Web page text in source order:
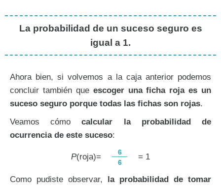
La probabilidad de un suceso seguro es
igual a 1.
Ahora bien, si volvemos a la caja anterior podemos
concluir también que escoger una ficha roja es un
suceso seguro porque todas las fichas son rojas.
Veamos cómocalcular la probabilidad de
ocurrencia de este suceso:
P(roja)=
6
6
= 1
Como pudiste observar, la probabilidad de tomar